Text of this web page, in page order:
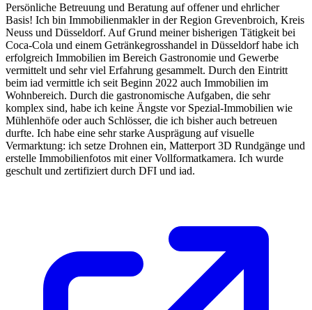
Persönliche Betreuung und Beratung auf offener und ehrlicher
Basis! Ich bin Immobilienmakler in der Region Grevenbroich, Kreis
Neuss und Düsseldorf. Auf Grund meiner bisherigen Tätigkeit bei
Coca-Cola und einem Getränkegrosshandel in Düsseldorf habe ich
erfolgreich Immobilien im Bereich Gastronomie und Gewerbe
vermittelt und sehr viel Erfahrung gesammelt. Durch den Eintritt
beim iad vermittle ich seit Beginn 2022 auch Immobilien im
Wohnbereich. Durch die gastronomische Aufgaben, die sehr
komplex sind, habe ich keine Ängste vor Spezial-Immobilien wie
Mühlenhöfe oder auch Schlösser, die ich bisher auch betreuen
durfte. Ich habe eine sehr starke Ausprägung auf visuelle
Vermarktung: ich setze Drohnen ein, Matterport 3D Rundgänge und
erstelle Immobilienfotos mit einer Vollformatkamera. Ich wurde
geschult und zertifiziert durch DFI und iad.